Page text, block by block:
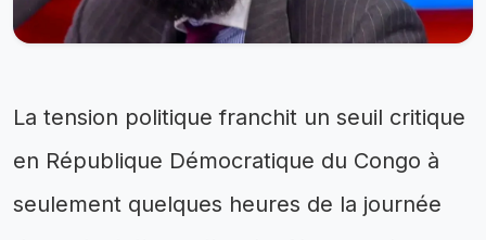
La tension politique franchit un seuil critique
en République Démocratique du Congo à
seulement quelques heures de la journée